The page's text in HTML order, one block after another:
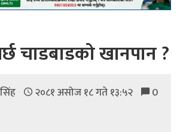
चाडबाडको खानपान ?
२०८१ असोज १८ गते १३:५२ 0